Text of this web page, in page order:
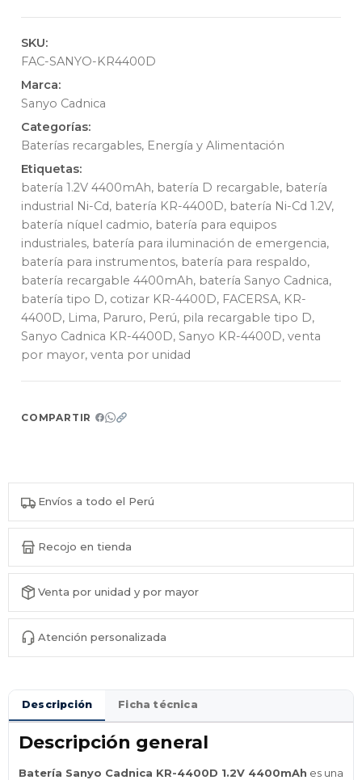
SKU:
FAC-SANYO-KR4400D
Marca:
Sanyo Cadnica
Categorías:
Baterías recargables, Energía y Alimentación
Etiquetas:
batería 1.2V 4400mAh, batería D recargable, batería
industrial Ni-Cd, batería KR-4400D, batería Ni-Cd 1.2V,
batería níquel cadmio, batería para equipos
industriales, batería para iluminación de emergencia,
batería para instrumentos, batería para respaldo,
batería recargable 4400mAh, batería Sanyo Cadnica,
batería tipo D, cotizar KR-4400D, FACERSA, KR-
4400D, Lima, Paruro, Perú, pila recargable tipo D,
Sanyo Cadnica KR-4400D, Sanyo KR-4400D, venta
por mayor, venta por unidad
COMPARTIR
Envíos a todo el Perú
Recojo en tienda
Venta por unidad y por mayor
Atención personalizada
Descripción Ficha técnica
Descripción general
Batería Sanyo Cadnica KR-4400D 1.2V 4400mAh es una